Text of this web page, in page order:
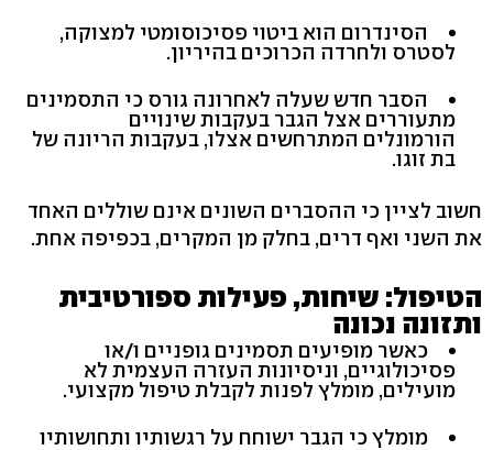
הסינדרום הוא ביטוי פסיכוסומטי למצוקה,
לסטרס ולחרדה הכרוכים בהיריון.
הסבר חדש שעלה לאחרונה גורס כי התסמינים
מתעוררים אצל הגבר בעקבות שינויים
הורמונלים המתרחשים אצלו, בעקבות הריונה של
בת זוגו.
חשוב לציין כי ההסברים השונים אינם שוללים האחד
את השני ואף דרים, בחלק מן המקרים, בכפיפה אחת.
הטיפול: שיחות, פעילות ספורטיבית
ותזונה נכונה
כאשר מופיעים תסמינים גופניים ו/או
פסיכולוגיים, וניסיונות העזרה העצמית לא
מועילים, מומלץ לפנות לקבלת טיפול מקצועי.
מומלץ כי הגבר ישוחח על רגשותיו ותחושותיו